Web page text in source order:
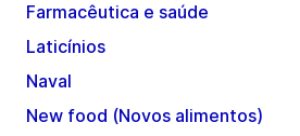
Farmacêutica e saúde
Laticínios
Naval
New food (Novos alimentos)